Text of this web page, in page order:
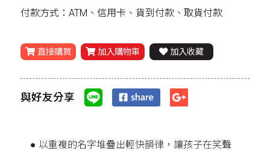
付款方式：ATM、信用卡、貨到付款、取貨付款
直接購買 加入購物車 加入收藏
與好友分享
● 以重複的名字堆疊出輕快韻律，讓孩子在笑聲